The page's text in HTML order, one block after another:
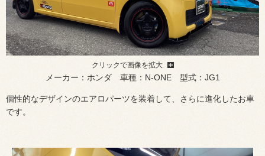
クリックで画像を拡大
メーカー：ホンダ 車種：N-ONE 型式：JG1
個性的なデザインのエアロパーツを装着して、さらに進化したお車
です。